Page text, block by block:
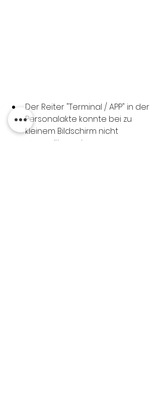
Der Reiter "Terminal / APP" in der
Personalakte konnte bei zu
kleinem Bildschirm nicht
gescrollt werden.